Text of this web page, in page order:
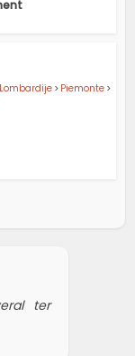
Lombardije > Piemonte >
ter